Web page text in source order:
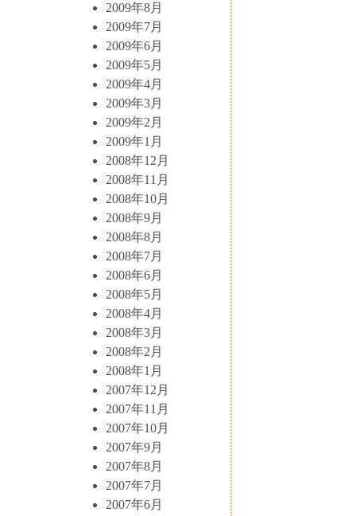
2009年8月
2009年7月
2009年6月
2009年5月
2009年4月
2009年3月
2009年2月
2009年1月
2008年12月
2008年11月
2008年10月
2008年9月
2008年8月
2008年7月
2008年6月
2008年5月
2008年4月
2008年3月
2008年2月
2008年1月
2007年12月
2007年11月
2007年10月
2007年9月
2007年8月
2007年7月
2007年6月